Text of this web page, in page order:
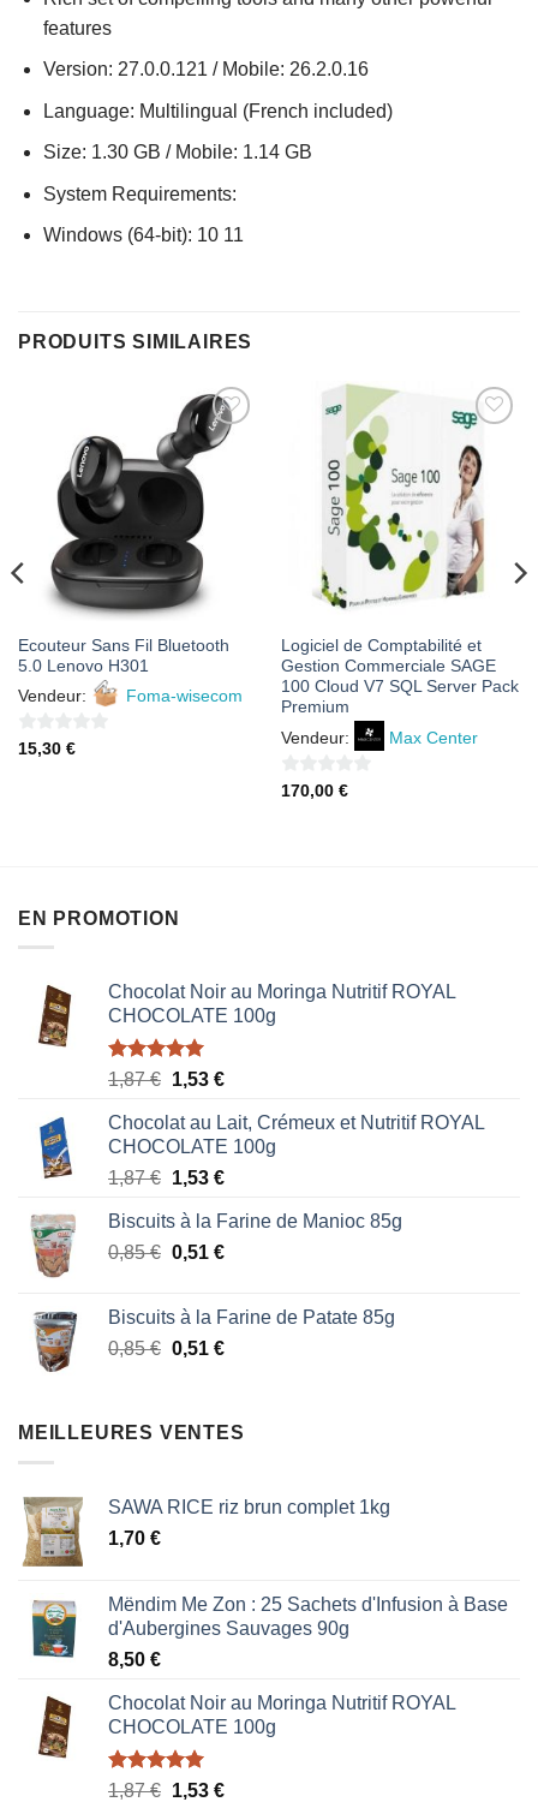
features
Version: 27.0.0.121 / Mobile: 26.2.0.16
Language: Multilingual (French included)
Size: 1.30 GB / Mobile: 1.14 GB
System Requirements:
Windows (64-bit): 10 11
PRODUITS SIMILAIRES
AJOUTER
À MES
FAVORIS
Ecouteur Sans Fil Bluetooth
5.0 Lenovo H301
Vendeur:
Foma-wisecom
0
15,30 €
AJOUTER
À MES
FAVORIS
Logiciel de Comptabilité et
Gestion Commerciale SAGE
100 Cloud V7 SQL Server Pack
Premium
Vendeur:
Max Center
0
170,00 €
EN PROMOTION
Chocolat Noir au Moringa Nutritif ROYAL
CHOCOLATE 100g
Note5.00
1,87€ Le
initial
était :
1,87 €.
1,53 €Le
actuel
est :
1,53 €.
Chocolat au Lait, Crémeux et Nutritif ROYAL
CHOCOLATE 100g
1,87€ Le
initial
était :
1,53 €Le
actuel
est :
Biscuits à la Farine de Manioc 85g
0,85€ Le
était :
0,85 €.
0,51 €Le
est :
0,51 €.
Biscuits à la Farine de Patate 85g
0,85€ Le
était :
0,51 €Le
est :
MEILLEURES VENTES
SAWA RICE riz brun complet 1kg
1,70 €
Mëndim Me Zon : 25 Sachets d'Infusion à Base
d'Aubergines Sauvages 90g
8,50 €
Chocolat Noir au Moringa Nutritif ROYAL
CHOCOLATE 100g
Note5.00
1,87€ Le
1,53 €Le